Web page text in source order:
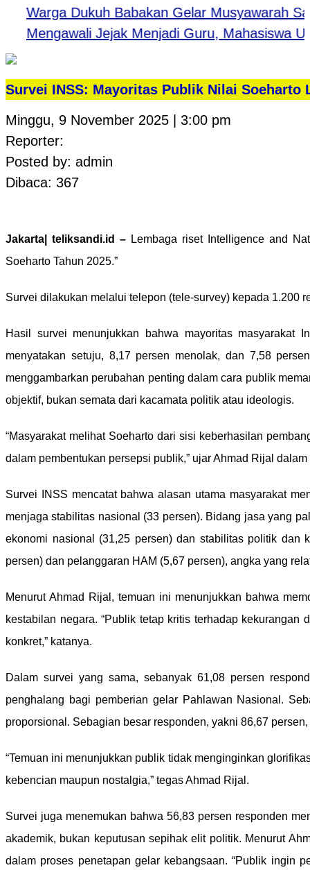
Warga Dukuh Babakan Gelar Musyawarah
Mengawali Jejak Menjadi Guru, Mahasiswa
Survei INSS: Mayoritas Publik Nilai Soeharto
Minggu, 9 November 2025 | 3:00 pm
Reporter:
Posted by: admin
Dibaca: 367
Jakarta| teliksandi.id – Lembaga riset Intelligence and
Soeharto Tahun 2025.”
Survei dilakukan melalui telepon (tele-survey) kepada 1.200
Hasil survei menunjukkan bahwa mayoritas masyarakat
menyatakan setuju, 8,17 persen menolak, dan 7,58
menggambarkan perubahan penting dalam cara publik
objektif, bukan semata dari kacamata politik atau ideologis.
“Masyarakat melihat Soeharto dari sisi keberhasilan
dalam pembentukan persepsi publik,” ujar Ahmad Rijal
Survei INSS mencatat bahwa alasan utama masyarakat
menjaga stabilitas nasional (33 persen). Bidang jasa yang
ekonomi nasional (31,25 persen) dan stabilitas politik dan
persen) dan pelanggaran HAM (5,67 persen), angka yang
Menurut Ahmad Rijal, temuan ini menunjukkan bahwa
kestabilan negara. “Publik tetap kritis terhadap
konkret,” katanya.
Dalam survei yang sama, sebanyak 61,08 persen
penghalang bagi pemberian gelar Pahlawan Nasional.
proporsional. Sebagian besar responden, yakni 86,67
“Temuan ini menunjukkan publik tidak menginginkan
kebencian maupun nostalgia,” tegas Ahmad Rijal.
Survei juga menemukan bahwa 56,83 persen responden
akademik, bukan keputusan sepihak elit politik. Menurut
dalam proses penetapan gelar kebangsaan. “Publik ingin